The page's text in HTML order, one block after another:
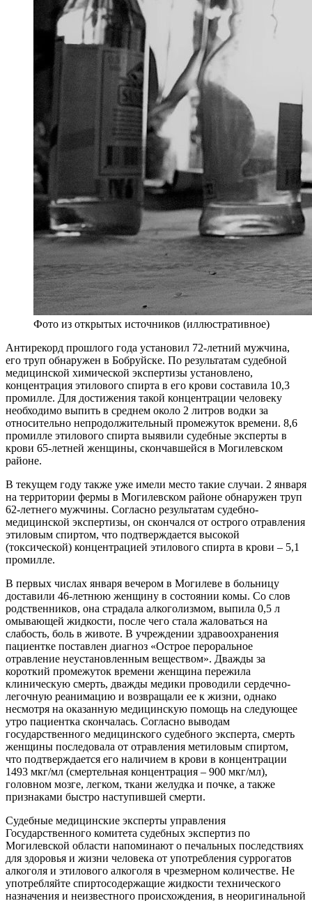
Фото из открытых источников (иллюстративное)
Антирекорд прошлого года установил 72-летний мужчина,
его труп обнаружен в Бобруйске. По результатам судебной
медицинской химической экспертизы установлено,
концентрация этилового спирта в его крови составила 10,3
промилле. Для достижения такой концентрации человеку
необходимо выпить в среднем около 2 литров водки за
относительно непродолжительный промежуток времени. 8,6
промилле этилового спирта выявили судебные эксперты в
крови 65-летней женщины, скончавшейся в Могилевском
районе.
В текущем году также уже имели место такие случаи. 2 января
на территории фермы в Могилевском районе обнаружен труп
62-летнего мужчины. Согласно результатам судебно-
медицинской экспертизы, он скончался от острого отравления
этиловым спиртом, что подтверждается высокой
(токсической) концентрацией этилового спирта в крови – 5,1
промилле.
В первых числах января вечером в Могилеве в больницу
доставили 46-летнюю женщину в состоянии комы. Со слов
родственников, она страдала алкоголизмом, выпила 0,5 л
омывающей жидкости, после чего стала жаловаться на
слабость, боль в животе. В учреждении здравоохранения
пациентке поставлен диагноз «Острое пероральное
отравление неустановленным веществом». Дважды за
короткий промежуток времени женщина пережила
клиническую смерть, дважды медики проводили сердечно-
легочную реанимацию и возвращали ее к жизни, однако
несмотря на оказанную медицинскую помощь на следующее
утро пациентка скончалась. Согласно выводам
государственного медицинского судебного эксперта, смерть
женщины последовала от отравления метиловым спиртом,
что подтверждается его наличием в крови в концентрации
1493 мкг/мл (смертельная концентрация – 900 мкг/мл),
головном мозге, легком, ткани желудка и почке, а также
признаками быстро наступившей смерти.
Судебные медицинские эксперты управления
Государственного комитета судебных экспертиз по
Могилевской области напоминают о печальных последствиях
для здоровья и жизни человека от употребления суррогатов
алкоголя и этилового алкоголя в чрезмерном количестве. Не
употребляйте спиртосодержащие жидкости технического
назначения и неизвестного происхождения, в неоригинальной